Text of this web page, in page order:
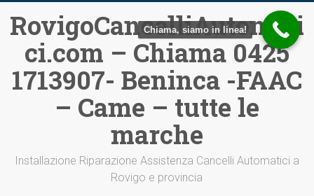
contenuto
RovigoCancelliAutomati
ci.com – Chiama 0425
1713907- Beninca -FAAC
– Came – tutte le
marche
Installazione Riparazione Assistenza Cancelli Automatici a
Rovigo e provincia
Chiama, siamo in linea!